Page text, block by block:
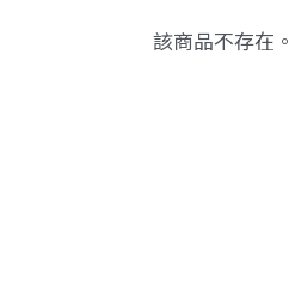
該商品不存在。